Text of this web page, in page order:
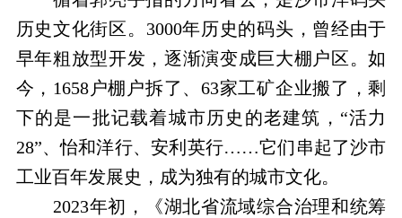
历史文化街区。3000年历史的码头，曾经由于
早年粗放型开发，逐渐演变成巨大棚户区。如
今，1658户棚户拆了、63家工矿企业搬了，剩
下的是一批记载着城市历史的老建筑，“活力
28”、怡和洋行、安利英行……它们串起了沙市
工业百年发展史，成为独有的城市文化。
2023年初，《湖北省流域综合治理和统筹